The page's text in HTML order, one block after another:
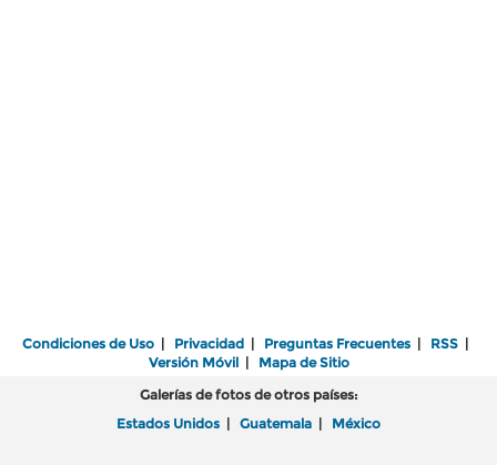
Condiciones de Uso | Privacidad | Preguntas Frecuentes | RSS |
Versión Móvil| Mapa de Sitio
Galerías de fotos de otros países:
Estados Unidos | Guatemala | México